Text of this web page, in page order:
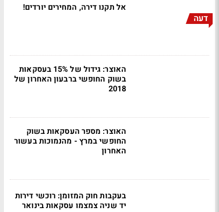
דעה
אל תקנו דירה, המחירים יורדים!
האוצר: גידול של 15% בעסקאות
בשוק החופשי ברבעון האחרון של
2018
האוצר: מספר העסקאות בשוק
החופשי במרץ - מהנמוכות בעשור
האחרון
בעקבות חוק המזומן: רוכשי דירות
יד שניה צמצמו עסקאות בינואר